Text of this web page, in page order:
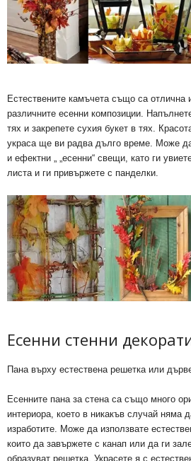
Естествените камъчета също са отлична
различните есенни композиции.
тях и закрепете сухия букет в тях.
украса ще ви радва дълго време. Може
и ефектни „ „есенни“ свещи, като ги
листа и ги привържете с панделки.
Есенни стенни
Пана върху естествена решетка или
Есенните пана за стена са също много
интериора, което в никакъв случай няма
изработите. Може да използвате
които да завържете с канап или да ги
образуват решетка. Украсете я с